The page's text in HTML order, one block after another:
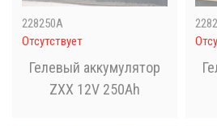
228250А
Отсутствует
Гелевый аккумулятор
ZXX 12V 250Ah